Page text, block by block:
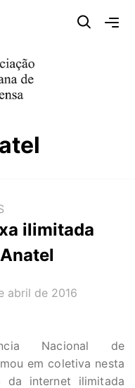
ilimitada
abril de 2016
Nacional de
em coletiva nesta
da internet ilimitada